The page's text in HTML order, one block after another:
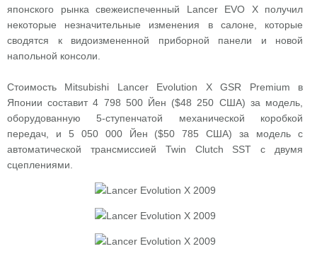
японского рынка свежеиспеченный Lancer EVO X получил
некоторые незначительные изменения в салоне, которые
сводятся к видоизмененной приборной панели и новой
напольной консоли.
Стоимость Mitsubishi Lancer Evolution X GSR Premium в
Японии составит 4 798 500 Йен ($48 250 США) за модель,
оборудованную 5-ступенчатой механической коробкой
передач, и 5 050 000 Йен ($50 785 США) за модель с
автоматической трансмиссией Twin Clutch SST с двумя
сцеплениями.